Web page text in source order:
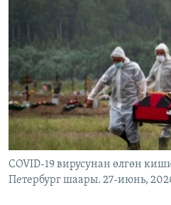
АЗАТТЫК+
ЫҢГАЙСЫЗ СУРООЛОР
ЭЕ/АРнун бардык
COVID-19 вирусунан өлгөн
Петербург шаары. 27-июнь,